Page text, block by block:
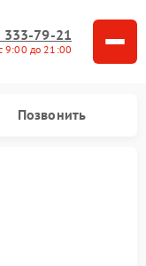
333-79-21
9:00 до 21:00
Позвонить